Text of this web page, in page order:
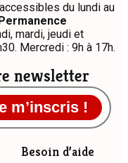
newsletter
m’inscris !
du lundi au
mardi, jeudi et
Mercredi : 9h à 17h.
Besoin d’aide